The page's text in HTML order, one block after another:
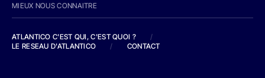
MIEUX NOUS CONNAITRE
ATLANTICO C'EST QUI, C'EST QUOI ?
/
LE RESEAU D'ATLANTICO
/ CONTACT